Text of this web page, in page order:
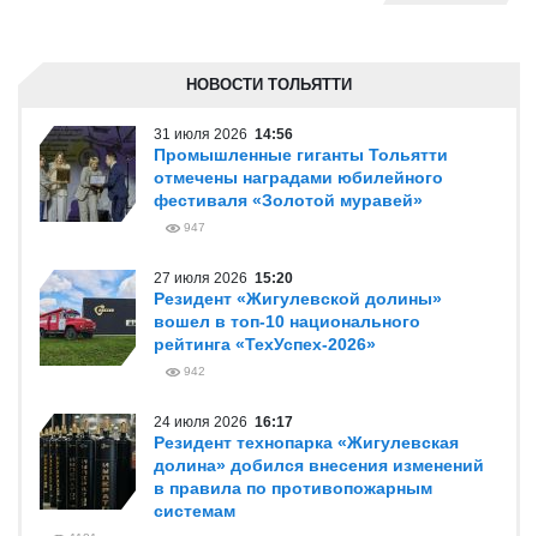
НОВОСТИ ТОЛЬЯТТИ
31 июля 2026 14:56
Промышленные гиганты Тольятти
отмечены наградами юбилейного
фестиваля «Золотой муравей»
947
27 июля 2026 15:20
Резидент «Жигулевской долины»
вошел в топ-10 национального
рейтинга «ТехУспех-2026»
942
24 июля 2026 16:17
Резидент технопарка «Жигулевская
долина» добился внесения изменений
в правила по противопожарным
системам